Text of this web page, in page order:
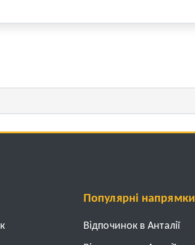
Популярні напрямки
Відпочинок в Анталії